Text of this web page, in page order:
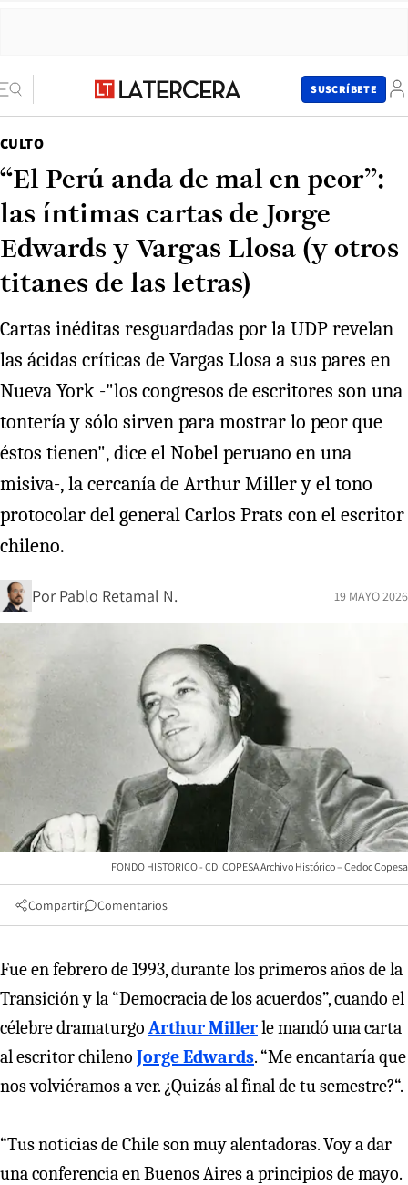
SUSCRÍBETE
CULTO
“El Perú anda de mal en peor”:
las íntimas cartas de Jorge
Edwards y Vargas Llosa (y otros
titanes de las letras)
Cartas inéditas resguardadas por la UDP revelan
las ácidas críticas de Vargas Llosa a sus pares en
Nueva York -"los congresos de escritores son una
tontería y sólo sirven para mostrar lo peor que
éstos tienen", dice el Nobel peruano en una
misiva-, la cercanía de Arthur Miller y el tono
protocolar del general Carlos Prats con el escritor
chileno.
Por Pablo Retamal N. 19 MAYO 2026
FONDO HISTORICO - CDI COPESA Archivo Histórico – Cedoc Copesa
Compartir Comentarios
Fue en febrero de 1993, durante los primeros años de la
Transición y la “Democracia de los acuerdos”, cuando el
célebre dramaturgo Arthur Millerle mandó una carta
al escritor chileno Jorge Edwards. “Me encantaría que
nos volviéramos a ver. ¿Quizás al final de tu semestre?“.
“Tus noticias de Chile son muy alentadoras. Voy a dar
una conferencia en Buenos Aires a principios de mayo.